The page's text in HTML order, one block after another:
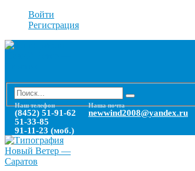
Войти
Регистрация
Наш телефон
(8452) 51-91-62
51-33-85
91-11-23 (моб.)
Наша почта
newwind2008@yandex.ru